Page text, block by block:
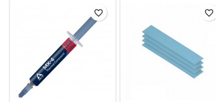
favorite_border favorite_border